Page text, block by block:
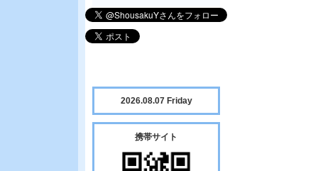
2026.08.07 Friday
携帯サイト